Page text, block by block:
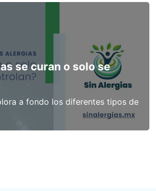
se curan o solo se
a fondo los diferentes tipos de